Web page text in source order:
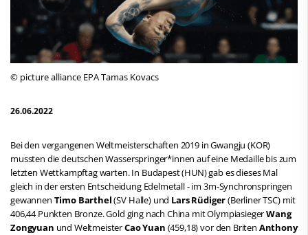
© picture alliance EPA Tamas Kovacs
26.06.2022
Bei den vergangenen Weltmeisterschaften 2019 in Gwangju (KOR)
mussten die deutschen Wasserspringer*innen auf eine Medaille bis zum
letzten Wettkampftag warten. In Budapest (HUN) gab es dieses Mal
gleich in der ersten Entscheidung Edelmetall - im 3m-Synchronspringen
gewannen Timo Barthel(SV Halle) und Lars Rüdiger(Berliner TSC) mit
406,44 Punkten Bronze. Gold ging nach China mit OlympiasiegerWang
Zongyuan und WeltmeisterCao Yuan (459,18) vor den Briten Anthony